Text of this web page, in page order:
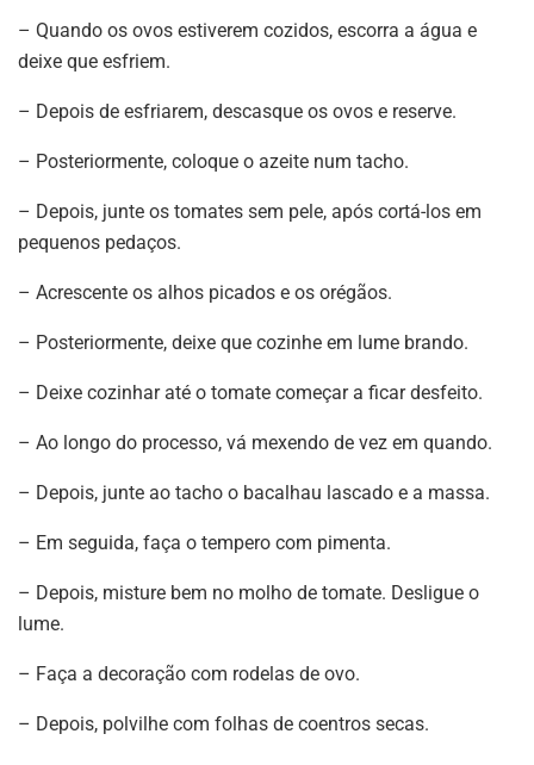
– Quando os ovos estiverem cozidos, escorra a água e
deixe que esfriem.
– Depois de esfriarem, descasque os ovos e reserve.
– Posteriormente, coloque o azeite num tacho.
– Depois, junte os tomates sem pele, após cortá-los em
pequenos pedaços.
– Acrescente os alhos picados e os orégãos.
– Posteriormente, deixe que cozinhe em lume brando.
– Deixe cozinhar até o tomate começar a ficar desfeito.
– Ao longo do processo, vá mexendo de vez em quando.
– Depois, junte ao tacho o bacalhau lascado e a massa.
– Em seguida, faça o tempero com pimenta.
– Depois, misture bem no molho de tomate. Desligue o
lume.
– Faça a decoração com rodelas de ovo.
– Depois, polvilhe com folhas de coentros secas.